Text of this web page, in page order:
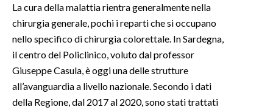
ABBONATI
ANNUNCI
NECROLOGI
PUBBLICITÀ
SPIAGGE
STORE
La cura della malattia rientra generalmente nella
chirurgia generale, pochi i reparti che si occupano
nello specifico di chirurgia colorettale. In Sardegna,
il centro del Policlinico, voluto dal professor
Giuseppe Casula, è oggi una delle strutture
all’avanguardia a livello nazionale. Secondo i dati
della Regione, dal 2017 al 2020, sono stati trattati